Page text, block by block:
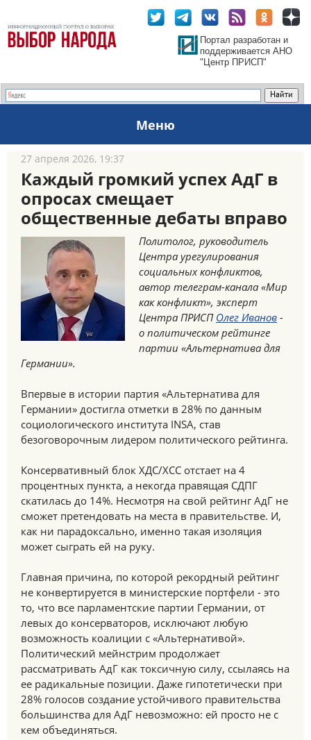
Портал разработан и
поддерживается АНО
"Центр ПРИСП"
Меню
27 апреля 2026, 19:37
Каждый громкий успех АдГ в
опросах смещает
общественные дебаты вправо
Политолог, руководитель
Центра урегулирования
социальных конфликтов,
автор телеграм-канала «Мир
как конфликт», эксперт
Центра ПРИСП Олег Иванов -
о политическом рейтинге
партии «Альтернатива для
Германии».
Впервые в истории партия «Альтернатива для
Германии» достигла отметки в 28% по данным
социологического института INSA, став
безоговорочным лидером политического рейтинга.
Консервативный блок ХДС/ХСС отстает на 4
процентных пункта, а некогда правящая СДПГ
скатилась до 14%. Несмотря на свой рейтинг АдГ не
сможет претендовать на места в правительстве. И,
как ни парадоксально, именно такая изоляция
может сыграть ей на руку.
Главная причина, по которой рекордный рейтинг
не конвертируется в министерские портфели - это
то, что все парламентские партии Германии, от
левых до консерваторов, исключают любую
возможность коалиции с «Альтернативой».
Политический мейнстрим продолжает
рассматривать АдГ как токсичную силу, ссылаясь на
ее радикальные позиции. Даже гипотетически при
28% голосов создание устойчивого правительства
большинства для АдГ невозможно: ей просто не с
кем объединяться.